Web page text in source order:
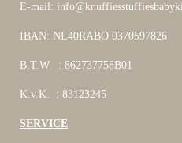
E-mail:
IBAN: NL40RABO 0370597826
B.T.W. : 862737758B01
K.v.K. : 83123245
SERVICE